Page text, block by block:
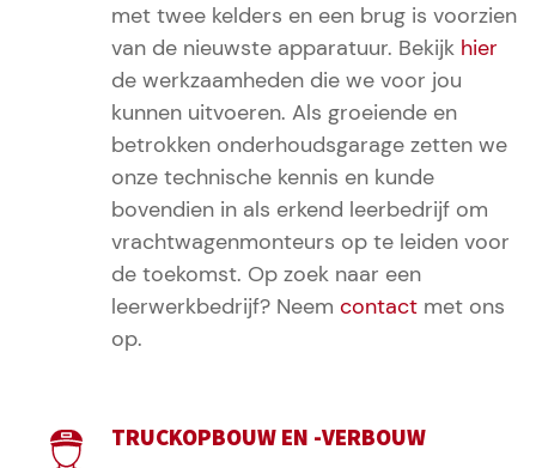
met twee kelders en een brug is voorzien
van de nieuwste apparatuur. Bekijk hier
de werkzaamheden die we voor jou
kunnen uitvoeren. Als groeiende en
betrokken onderhoudsgarage zetten we
onze technische kennis en kunde
bovendien in als erkend leerbedrijf om
vrachtwagenmonteurs op te leiden voor
de toekomst. Op zoek naar een
leerwerkbedrijf? Neem contact met ons
op.
TRUCKOPBOUW EN -VERBOUW